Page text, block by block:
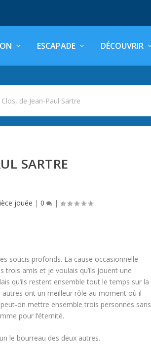
ESCAPADE DÉCOUVRIR
Clos, de Jean-Paul Sartre
SARTRE
jouée |0 |
soucis profonds. La cause occasionnelle
trois amis et je voulais qu’ils jouent une
qu’ils restent ensemble tout le temps sur la
autres ont un meilleur rôle au moment où il
on mettre ensemble trois personnes sans
pour l’éternité.
le bourreau des deux autres.